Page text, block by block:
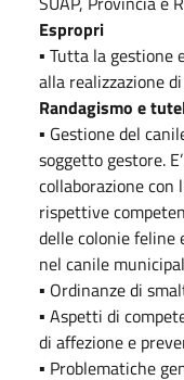
Espropri
▪ Tutta la gestione
alla realizzazione
Randagismo e
▪ Gestione del
soggetto gestore.
collaborazione con
rispettive
delle colonie feline
nel canile
▪ Ordinanze di
▪ Aspetti di
di affezione e
▪ Problematiche